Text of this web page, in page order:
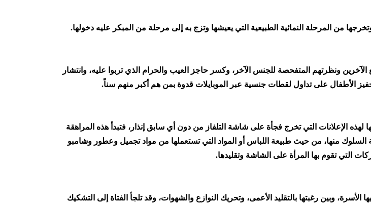
من المرحلة النمائية الطبيعية التي يعيشها وتزج به إلى مرحلة من المبكر عليه دخولها.
ونظرتهم المتفحصة للجنس الآخر، وكسر حاجز العيب والحرام الذي تربوا عليه، وانتشار
الأطفال على تداول لقطات جنسية عبر الموبايلات قدوة بمن هم أكبر منهم سناً.
الإعلانات التي تخرج فجأة على شاشة التلفاز من دون أي سابق إنذار، فتبدأ هذه المراهقة
منها، من حيث طبيعة اللباس أو المواد التي تستعملها من مواد تجميل وعطور وشامبو
التي تقوم بها المرأة على الشاشة وتقليدها.
وبين رغبتها بالتقليد الأعمى، وتحريك النوازع والشهوات، وقد تلجأ الفتاة إلى التشكيك